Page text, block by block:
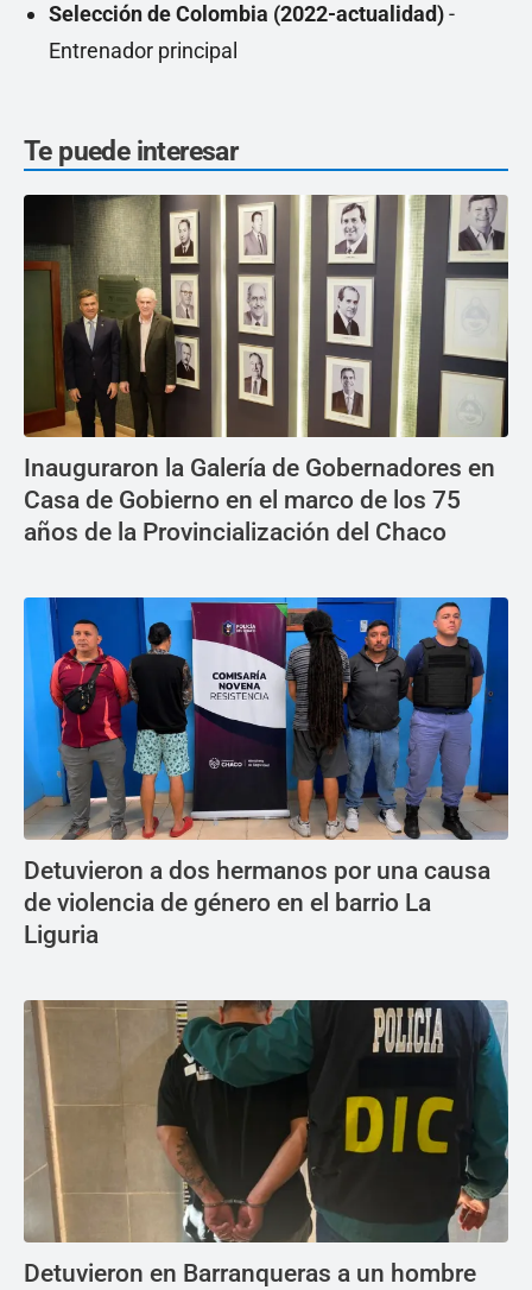
Selección de Colombia (2022-actualidad)-
Entrenador principal
Te puede interesar
Inauguraron la Galería de Gobernadores en
Casa de Gobierno en el marco de los 75
años de la Provincialización del Chaco
Detuvieron a dos hermanos por una causa
de violencia de género en el barrio La
Liguria
Detuvieron en Barranqueras a un hombre